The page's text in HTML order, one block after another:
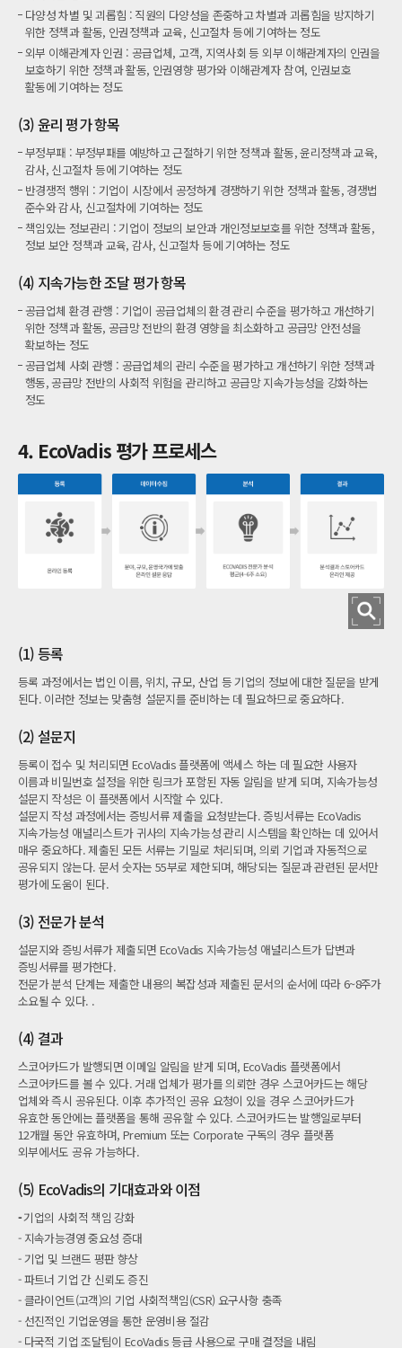
다양성 차별 및 괴롭힘 : 직원의 다양성을 존중하고 차별과 괴롭힘을 방지하기
위한 정책과 활동, 인권정책과 교육, 신고절차 등에 기여하는 정도
외부 이해관계자 인권 : 공급업체, 고객, 지역사회 등 외부 이해관계자의 인권을
보호하기 위한 정책과 활동, 인권영향 평가와 이해관계자 참여, 인권보호
활동에 기여하는 정도
(3) 윤리 평가 항목
부정부패 : 부정부패를 예방하고 근절하기 위한 정책과 활동, 윤리정책과 교육,
감사, 신고절차 등에 기여하는 정도
반경쟁적 행위 : 기업이 시장에서 공정하게 경쟁하기 위한 정책과 활동, 경쟁법
준수와 감사, 신고절차에 기여하는 정도
책임있는 정보관리 : 기업이 정보의 보안과 개인정보보호를 위한 정책과 활동,
정보 보안 정책과 교육, 감사, 신고절차 등에 기여하는 정도
(4) 지속가능한 조달 평가 항목
공급업체 환경 관행 : 기업이 공급업체의 환경 관리 수준을 평가하고 개선하기
위한 정책과 활동, 공급망 전반의 환경 영향을 최소화하고 공급망 안전성을
확보하는 정도
공급업체 사회 관행 : 공급업체의 관리 수준을 평가하고 개선하기 위한 정책과
행동, 공급망 전반의 사회적 위험을 관리하고 공급망 지속가능성을 강화하는
정도
4. EcoVadis 평가 프로세스
(1) 등록
등록 과정에서는 법인 이름, 위치, 규모, 산업 등 기업의 정보에 대한 질문을 받게
된다. 이러한 정보는 맞춤형 설문지를 준비하는 데 필요하므로 중요하다.
(2) 설문지
등록이 접수 및 처리되면 EcoVadis 플랫폼에 액세스 하는 데 필요한 사용자
이름과 비밀번호 설정을 위한 링크가 포함된 자동 알림을 받게 되며, 지속가능성
설문지 작성은 이 플랫폼에서 시작할 수 있다.
설문지 작성 과정에서는 증빙서류 제출을 요청받는다. 증빙서류는 EcoVadis
지속가능성 애널리스트가 귀사의 지속가능성 관리 시스템을 확인하는 데 있어서
매우 중요하다. 제출된 모든 서류는 기밀로 처리되며, 의뢰 기업과 자동적으로
공유되지 않는다. 문서 숫자는 55부로 제한되며, 해당되는 질문과 관련된 문서만
평가에 도움이 된다.
(3) 전문가 분석
설문지와 증빙서류가 제출되면 EcoVadis 지속가능성 애널리스트가 답변과
증빙서류를 평가한다.
전문가 분석 단계는 제출한 내용의 복잡성과 제출된 문서의 순서에 따라 6~8주가
소요될 수 있다. .
(4) 결과
스코어카드가 발행되면 이메일 알림을 받게 되며, EcoVadis 플랫폼에서
스코어카드를 볼 수 있다. 거래 업체가 평가를 의뢰한 경우 스코어카드는 해당
업체와 즉시 공유된다. 이후 추가적인 공유 요청이 있을 경우 스코어카드가
유효한 동안에는 플랫폼을 통해 공유할 수 있다. 스코어카드는 발행일로부터
12개월 동안 유효하며, Premium 또는 Corporate 구독의 경우 플랫폼
외부에서도 공유 가능하다.
(5) EcoVadis의 기대효과와 이점
-기업의 사회적 책임 강화
- 지속가능경영 중요성 증대
- 기업 및 브랜드 평판 향상
- 파트너 기업 간 신뢰도 증진
- 클라이언트(고객)의 기업 사회적책임(CSR) 요구사항 충족
- 선진적인 기업운영을 통한 운영비용 절감
- 다국적 기업 조달팀이 EcoVadis 등급 사용으로 구매 결정을 내림